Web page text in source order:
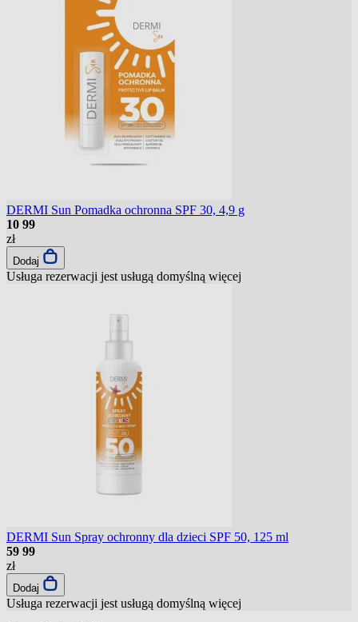
DERMI Sun Pomadka ochronna SPF 30, 4,9 g
10 99
zł
Dodaj
Usługa rezerwacji jest usługą domyślną więcej
DERMI Sun Spray ochronny dla dzieci SPF 50, 125 ml
59 99
zł
Dodaj
Usługa rezerwacji jest usługą domyślną więcej